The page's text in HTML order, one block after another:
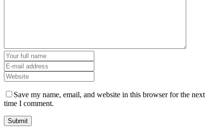
Save my name, email, and website in this browser for the next
time I comment.